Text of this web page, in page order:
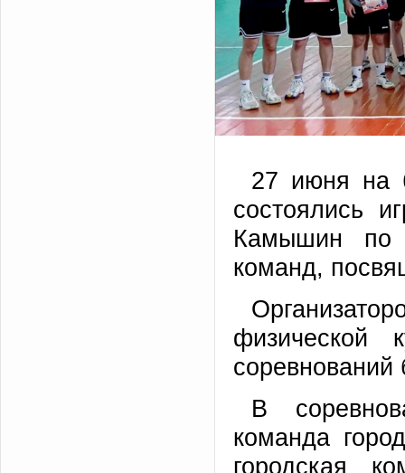
27 июня на
состоялись
Камышин по
команд,
физической
соревнований
В
команда
городская